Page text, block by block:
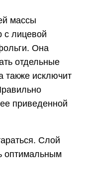
массы
с лицевой
Она
отдельные
также исключит
приведенной
Слой
оптимальным